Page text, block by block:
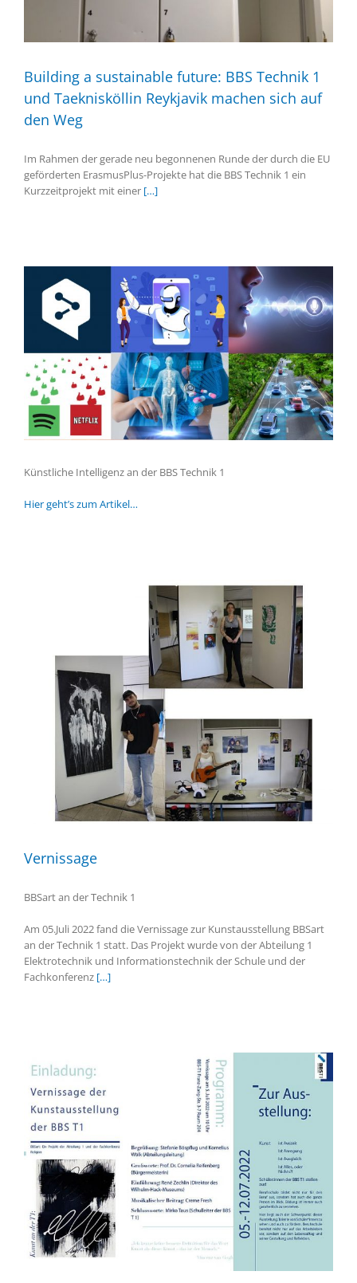
Building a sustainable future: BBS Technik 1
und Taeknisköllin Reykjavik machen sich auf
den Weg
Im Rahmen der gerade neu begonnenen Runde der durch die EU
geförderten ErasmusPlus-Projekte hat die BBS Technik 1 ein
Kurzzeitprojekt mit einer […]
Künstliche Intelligenz an der BBS Technik 1
Hier geht’s zum Artikel…
Vernissage
BBSart an der Technik 1
Am 05.Juli 2022 fand die Vernissage zur Kunstausstellung BBSart
an der Technik 1 statt. Das Projekt wurde von der Abteilung 1
Elektrotechnik und Informationstechnik der Schule und der
Fachkonferenz […]